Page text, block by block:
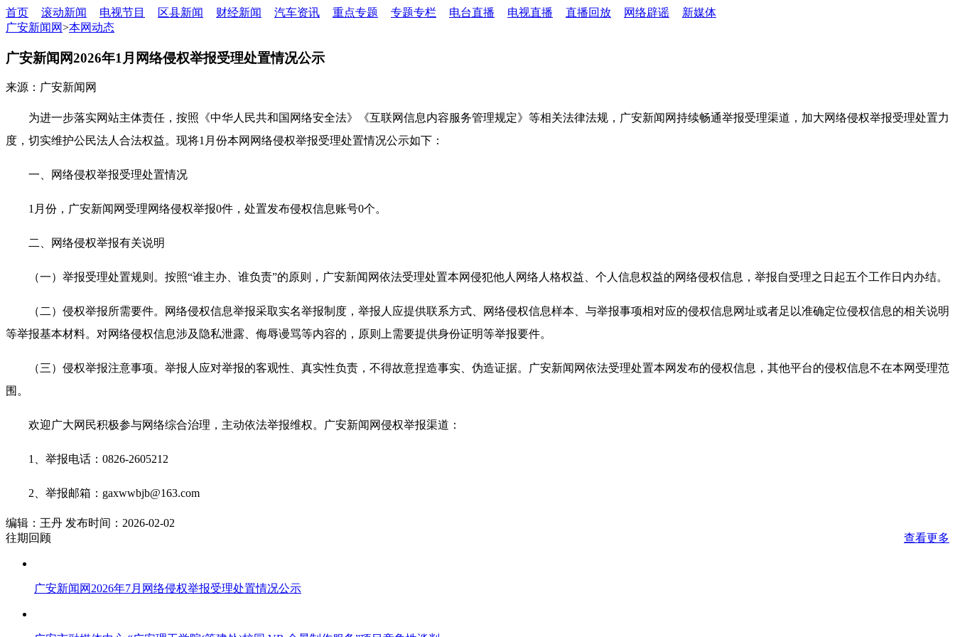
首页 滚动新闻 电视节目 区县新闻 财经新闻 汽车资讯 重点专题 专题专栏 电台直播 电视直播 直播回放 网络辟谣
新媒体
广安新闻网>本网动态
广安新闻网2026年1月网络侵权举报受理处置情况公示
来源：广安新闻网
为进一步落实网站主体责任，按照《中华人民共和国网络安全法》《互联网信息内容服务管理规定》等相关法律法规，广安新闻网持续畅通举报受理渠道，加大网络侵权举报受理处置力
度，切实维护公民法人合法权益。现将1月份本网网络侵权举报受理处置情况公示如下：
一、网络侵权举报受理处置情况
1月份，广安新闻网受理网络侵权举报0件，处置发布侵权信息账号0个。
二、网络侵权举报有关说明
（一）举报受理处置规则。按照“谁主办、谁负责”的原则，广安新闻网依法受理处置本网侵犯他人网络人格权益、个人信息权益的网络侵权信息，举报自受理之日起五个工作日内办结。
（二）侵权举报所需要件。网络侵权信息举报采取实名举报制度，举报人应提供联系方式、网络侵权信息样本、与举报事项相对应的侵权信息网址或者足以准确定位侵权信息的相关说明
等举报基本材料。对网络侵权信息涉及隐私泄露、侮辱谩骂等内容的，原则上需要提供身份证明等举报要件。
（三）侵权举报注意事项。举报人应对举报的客观性、真实性负责，不得故意捏造事实、伪造证据。广安新闻网依法受理处置本网发布的侵权信息，其他平台的侵权信息不在本网受理范
围。
欢迎广大网民积极参与网络综合治理，主动依法举报维权。广安新闻网侵权举报渠道：
1、举报电话：0826-2605212
2、举报邮箱：gaxwwbjb@163.com
编辑：王丹 发布时间：2026-02-02
往期回顾
查看更多
广安新闻网2026年7月网络侵权举报受理处置情况公示